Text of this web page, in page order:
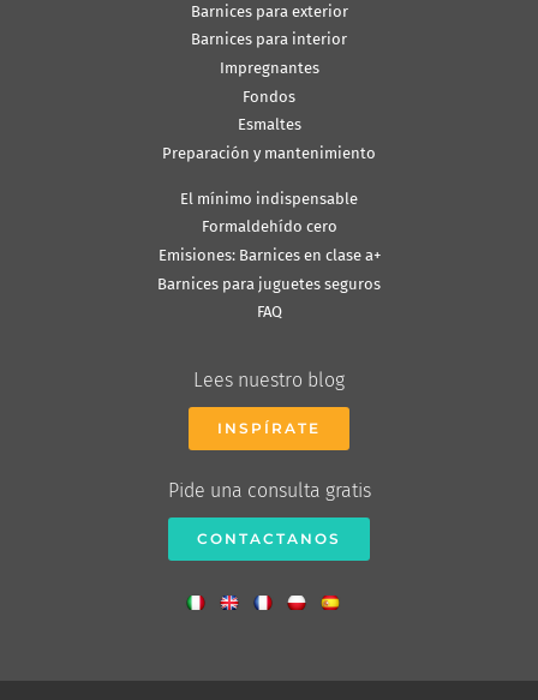
Barnices para exterior
Barnices para interior
Impregnantes
Fondos
Esmaltes
Preparación y mantenimiento
El mínimo indispensable
Formaldehído cero
Emisiones: Barnices en clase a+
Barnices para juguetes seguros
FAQ
Lees nuestro blog
INSPÍRATE
Pide una consulta gratis
CONTACTANOS